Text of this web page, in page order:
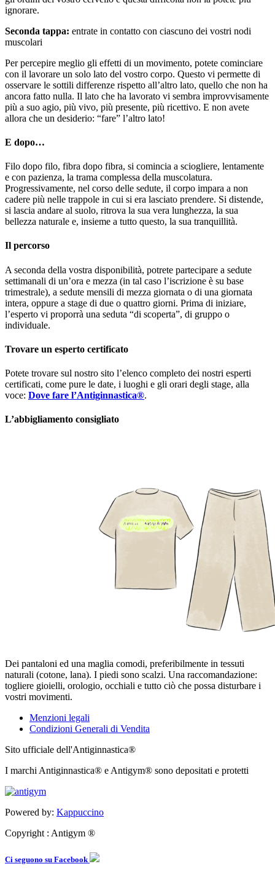
ignorare.
Seconda tappa: entrate in contatto con ciascuno dei vostri nodi
muscolari
Per percepire meglio gli effetti di un movimento, potete cominciare
con il lavorare un solo lato del vostro corpo. Questo vi permette di
osservare le sottili differenze rispetto all’altro lato, quello che non ha
ancora fatto nulla. Il lato che ha lavorato vi sembra improvvisamente
più a suo agio, più vivo, più presente, più ricettivo. E non avete
allora che un desiderio: “fare” l’altro lato!
E dopo…
Filo dopo filo, fibra dopo fibra, si comincia a sciogliere, lentamente
e con pazienza, la trama complessa della muscolatura.
Progressivamente, nel corso delle sedute, il corpo impara a non
cadere più nelle trappole in cui si era lasciato prendere. Si distende,
si lascia andare al suolo, ritrova la sua vera lunghezza, la sua
bellezza naturale e, insieme a tutto questo, la sua tranquillità.
Il percorso
A seconda della vostra disponibilità, potrete partecipare a sedute
settimanali di un’ora e mezza (in tal caso l’iscrizione è su base
trimestrale), a sedute mensili di mezza giornata o di una giornata
intera, oppure a stage di due o quattro giorni. Prima di iniziare,
l’esperto vi proporrà una seduta “di scoperta”, di gruppo o
individuale.
Trovare un esperto certificato
Potete trovare sul nostro sito l’elenco completo dei nostri esperti
certificati, come pure le date, i luoghi e gli orari degli stage, alla
voce: Dove fare l’Antiginnastica®.
L’abbigliamento consigliato
Dei pantaloni ed una maglia comodi, preferibilmente in tessuti
naturali (cotone, lana). I piedi sono scalzi. Una raccomandazione:
togliere gioielli, orologio, occhiali e tutto ciò che possa disturbare i
vostri movimenti.
Menzioni legali
Condizioni Generali di Vendita
Sito ufficiale dell'Antiginnastica®
I marchi Antiginnastica® e Antigym® sono depositati e protetti
Powered by: Kappuccino
Copyright : Antigym ®
Ci seguono su Facebook